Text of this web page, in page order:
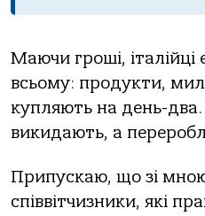
Маючи гроші,
всьому: продукти,
купляють на день-
викидають, а
Припускаю, що зі
співвітчизники, які